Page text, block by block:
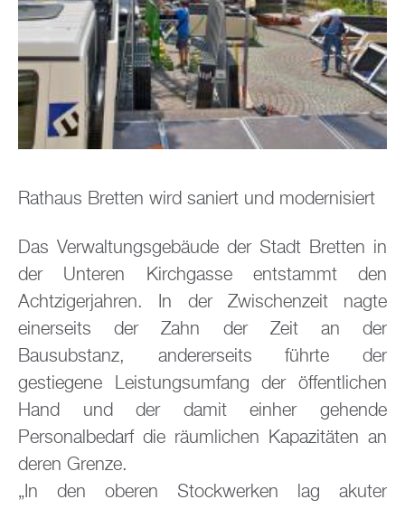
Rathaus Bretten wird saniert und modernisiert
Das Verwaltungsgebäude der Stadt Bretten in
der Unteren Kirchgasse entstammt den
Achtzigerjahren. In der Zwischenzeit nagte
einerseits der Zahn der Zeit an der
Bausubstanz, andererseits führte der
gestiegene Leistungsumfang der öffentlichen
Hand und der damit einher gehende
Personalbedarf die räumlichen Kapazitäten an
deren Grenze.
„In den oberen Stockwerken lag akuter